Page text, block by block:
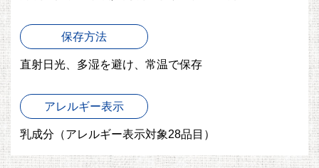
保存方法
直射日光、多湿を避け、常温で保存
アレルギー表示
乳成分 （アレルギー表示対象28品目）